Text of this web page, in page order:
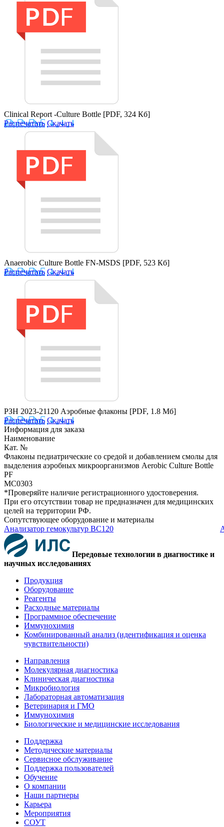
Clinical Report -Culture Bottle [PDF, 324 Кб]
Распечатать Скачать
Anaerobic Culture Bottle FN-MSDS [PDF, 523 Кб]
Распечатать Скачать
РЗН 2023-21120 Аэробные флаконы [PDF, 1.8 Мб]
Распечатать Скачать
Информация для заказа
Наименование
Кат. №
Флаконы педиатрические со средой и добавлением смолы для
выделения аэробных микроорганизмов Aerobic Culture Bottle
PF
MC0303
*Проверяйте наличие регистрационного удостоверения.
При его отсутствии товар не предназначен для медицинских
целей на территории РФ.
Сопутствующее оборудование и материалы
Анализатор гемокультур BC120
Передовые технологии в диагностике и
научных исследованиях
Продукция
Оборудование
Реагенты
Расходные материалы
Программное обеспечение
Иммунохимия
Комбинированный анализ (идентификация и оценка
чувствительности)
Направления
Молекулярная диагностика
Клиническая диагностика
Микробиология
Лабораторная автоматизация
Ветеринария и ГМО
Иммунохимия
Биологические и медицинские исследования
Поддержка
Методические материалы
Сервисное обслуживание
Поддержка пользователей
Обучение
О компании
Наши партнеры
Карьера
Мероприятия
СОУТ